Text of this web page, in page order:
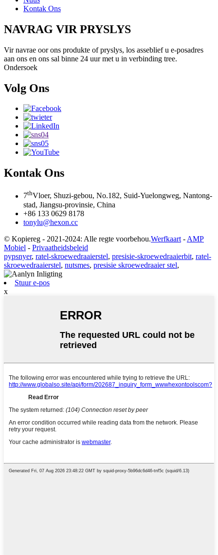
Kontak Ons
NAVRAG VIR PRYSLYS
Vir navrae oor ons produkte of pryslys, los asseblief u e-posadres
aan ons en ons sal binne 24 uur met u in verbinding tree.
Ondersoek
Volg Ons
Kontak Ons
7thVloer, Shuzi-gebou, No.182, Suid-Yuelongweg, Nantong-
stad, Jiangsu-provinsie, China
+86 133 0629 8178
tonylu@hexon.cc
© Kopiereg - 2021-2024: Alle regte voorbehou.Werfkaart - AMP
Mobiel - Privaatheidsbeleid
pypsnyer, ratel-skroewedraaierstel, presisie-skroewedraaierbit, ratel-
skroewedraaierstel, nutsmes, presisie skroewedraaier stel,
Stuur e-pos
x